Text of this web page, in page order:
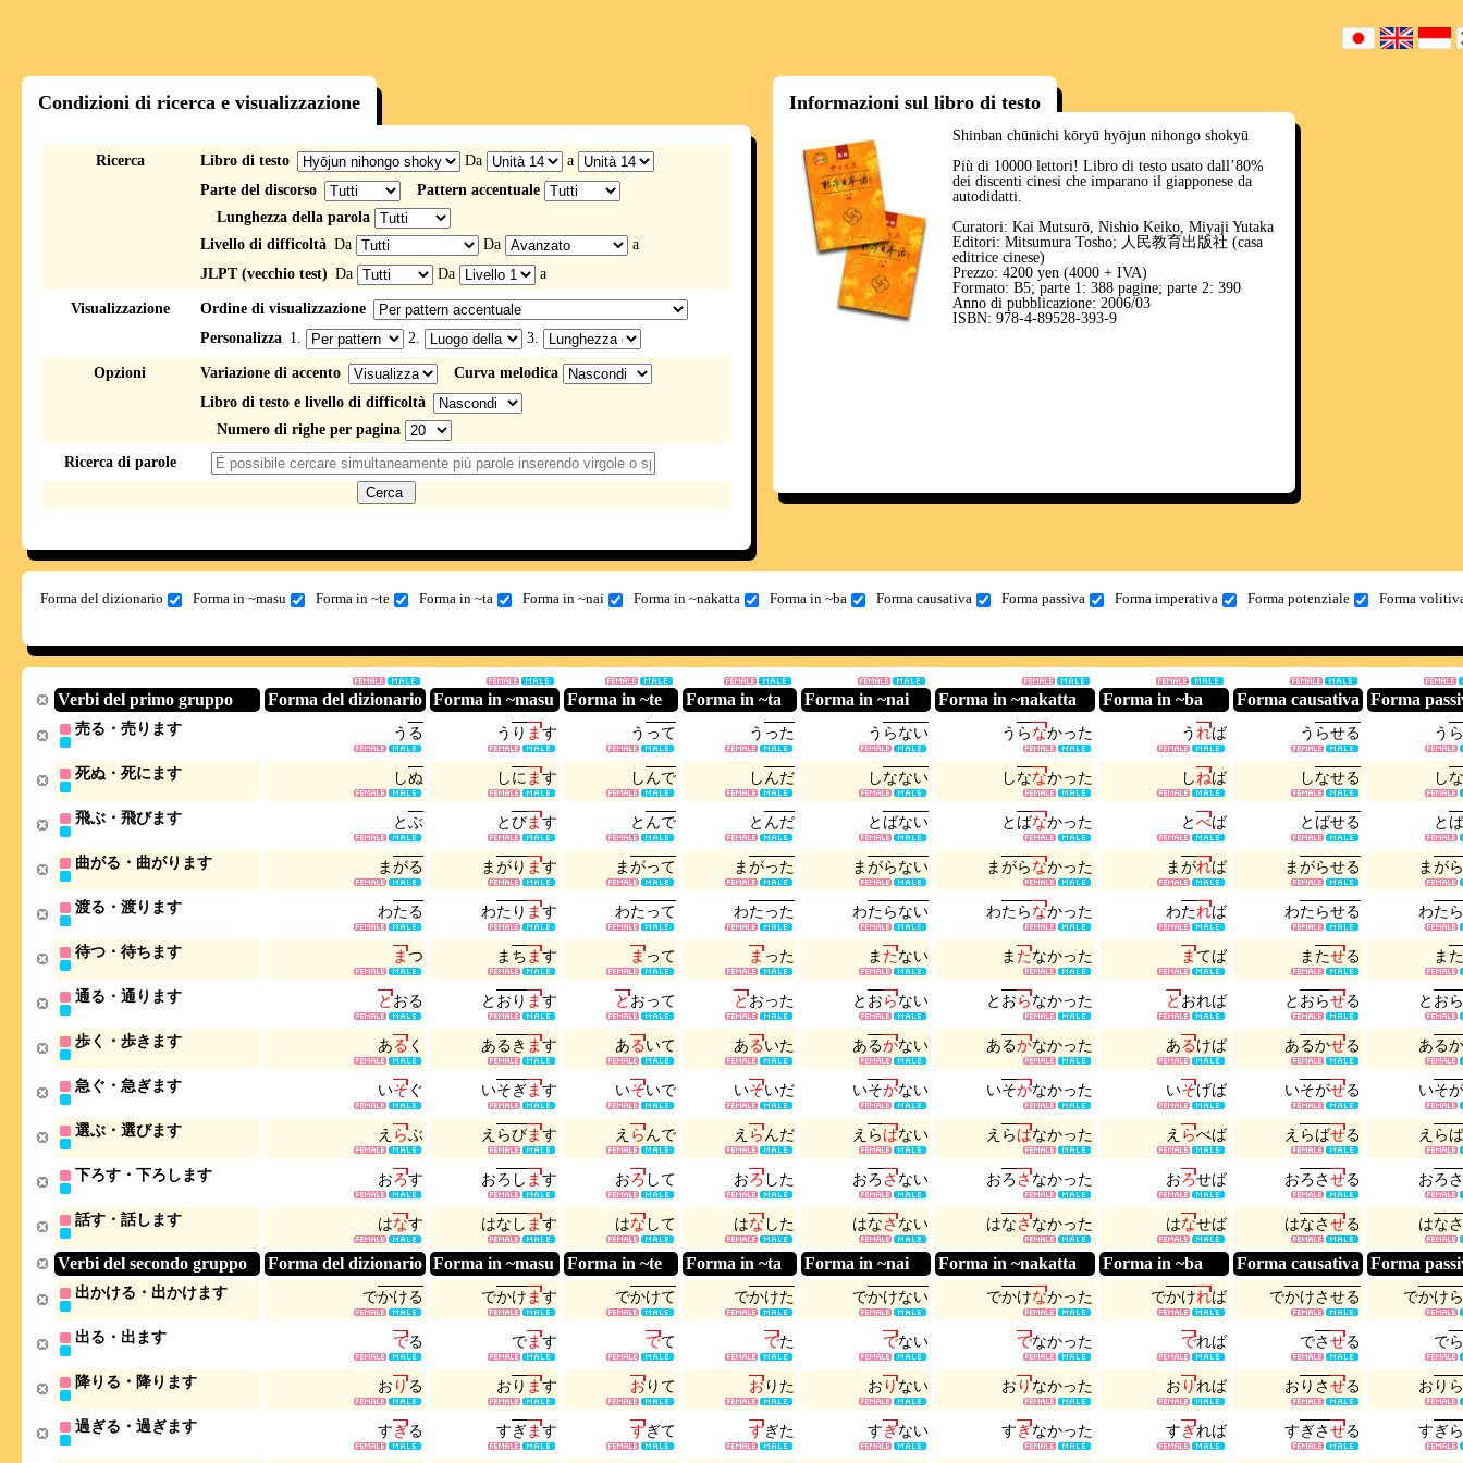
Condizioni di ricerca e visualizzazione
Ricerca Libro di testo Da
a
Parte del discorso
Pattern accentuale
Lunghezza della parola
Livello di difficoltà Da Da
a
JLPT (vecchio test) Da Da a
Visualizzazione
Ordine di visualizzazione
Personalizza 1. 2. 3.
Opzioni Variazione di accento
Curva melodica
Libro di testo e livello di difficoltà
Numero di righe per pagina
Ricerca di parole
Informazioni sul libro di testo
Shinban chūnichi kōryū hyōjun nihongo shokyū
Più di 10000 lettori! Libro di testo usato dall’80%
dei discenti cinesi che imparano il giapponese da
autodidatti.
Curatori: Kai Mutsurō, Nishio Keiko, Miyaji Yutaka
Editori: Mitsumura Tosho; 人民教育出版社 (casa
editrice cinese)
Prezzo: 4200 yen (4000 + IVA)
Formato: B5; parte 1: 388 pagine; parte 2: 390
Anno di pubblicazione: 2006/03
ISBN: 978-4-89528-393-9
Forma del dizionario Forma in ~masu Forma in ~te Forma in ~ta Forma in ~nai Forma in ~nakatta Forma in ~ba Forma causativa Forma passiva Forma imperativa Forma potenziale Forma
Verbi del primo gruppo Forma del dizionario Forma in ~masu Forma in ~te Forma in ~ta Forma in ~nai Forma in ~nakatta Forma in ~ba Forma causativa Forma
売る・売ります う る う り ます う って う った う らない う らなかった うれば う らせる う ら
死ぬ・死にます しぬ しに ます し んで し んだ しなない しななかった しねば しなせる しな
飛ぶ・飛びます とぶ とびます と んで と んだ と ばない と ばなかった とべば と ばせる と ば
曲がる・曲がります まがる まがり ます まがって まがった まがらない まがらなかった まがれば まがらせる まがら
渡る・渡ります わたる わた り ます わたって わたった わたらない わたらなかった わたれば わたらせる わたら
待つ・待ちます まつ ま ち ます まって まった ま たない ま たなかった まてば ま たせる ま た
通る・通ります とおる と お り ます とおって とおった と おらない と おらなかった とおれば と おらせる と おら
歩く・歩きます あるく あるき ます あるいて あるいた あるかない あるかなかった あるけば あるかせる あるか
急ぐ・急ぎます いそぐ いそぎます いそいで いそいだ いそがない いそがなかった いそげば いそがせる いそが
選ぶ・選びます え らぶ え らびます え らんで え らんだ え らばない え らばなかった え らべば え らばせる え らば
下ろす・下ろします おろす おろ し ます おろして おろした おろさない おろさなかった おろせば おろさせる おろさ
話す・話します はなす はな し ます はなして はなした はなさない はなさなかった はなせば はなさせる はなさ
Verbi del secondo gruppo Forma del dizionario Forma in ~masu Forma in ~te Forma in ~ta Forma in ~nai Forma in ~nakatta Forma in ~ba Forma causativa Forma
出かける・出かけます でかける でかけ ます でかけて でかけた でかけない でかけなかった でかければ でかけさせる でかけら
出る・出ます でる でます でて でた でない でなかった でれば でさせる でら
降りる・降ります お りる お り ます おりて おり た お りない お りなかった お りれば お り させる お り ら
過ぎる・過ぎます すぎる すぎます すぎて すぎた すぎない すぎなかった すぎれば すぎさせる すぎら